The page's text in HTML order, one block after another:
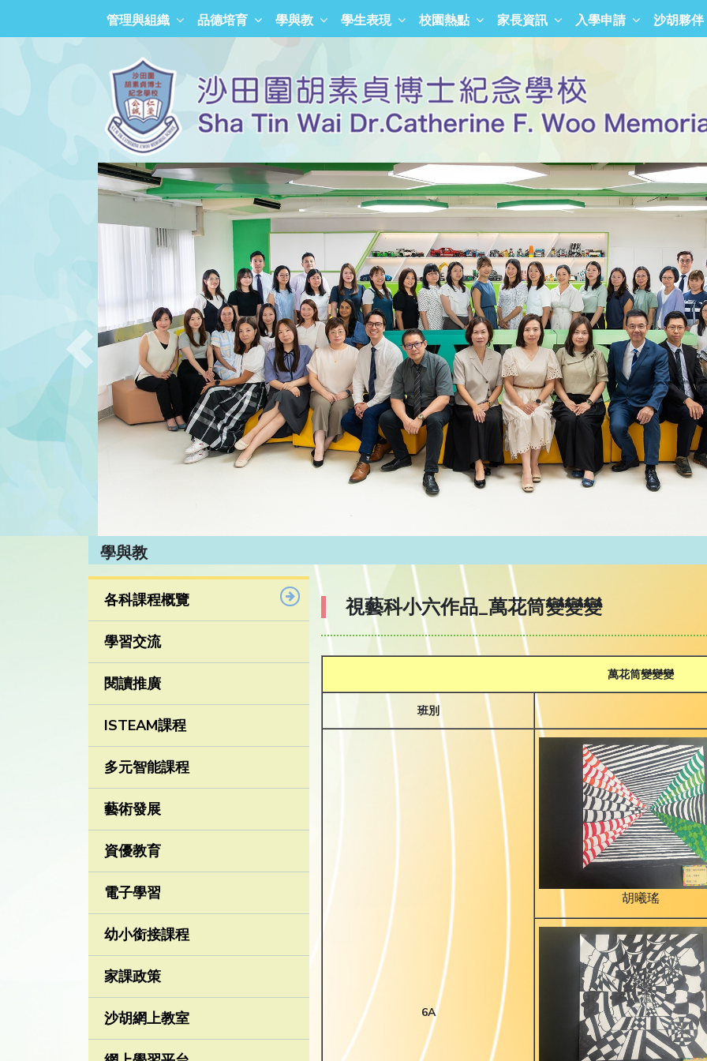
管理與組織 品德培育 學與教 學生表現 校園熱點 家長資訊 入學申請 沙胡夥伴
Previous
學與教
各科課程概覽
學習交流
閱讀推廣
ISTEAM課程
多元智能課程
藝術發展
資優教育
電子學習
幼小銜接課程
家課政策
沙胡網上教室
視藝科小六作品_萬花筒變變變
萬花筒變變變
班別
6A
胡曦瑤